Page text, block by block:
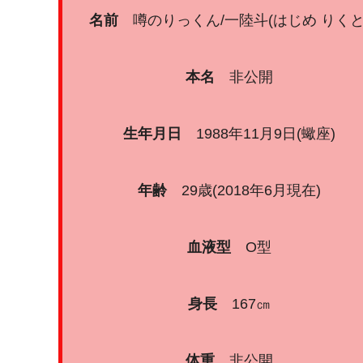
名前 噂のりっくん/一陸斗(はじめ りく
本名 非公開
生年月日 1988年11月9日(蠍座)
年齢 29歳(2018年6月現在)
血液型 O型
身長 167㎝